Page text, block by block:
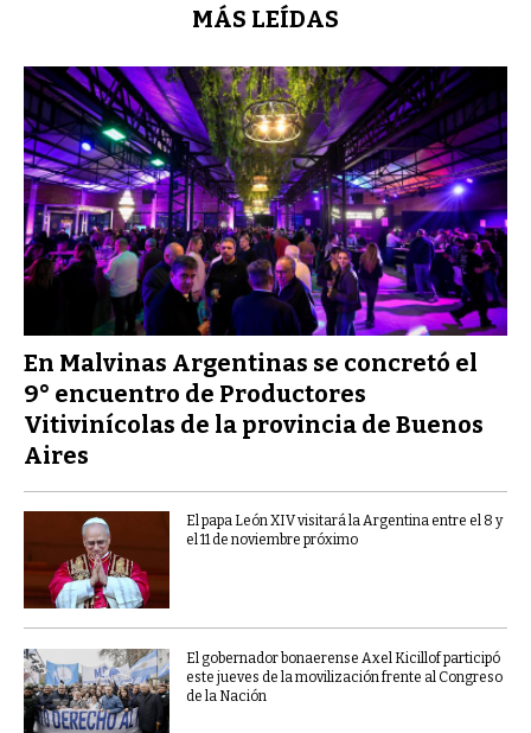
MÁS LEÍDAS
En Malvinas Argentinas se concretó el
9° encuentro de Productores
Vitivinícolas de la provincia de Buenos
Aires
El papa León XIV visitará la Argentina entre el 8 y
el 11 de noviembre próximo
El gobernador bonaerense Axel Kicillof participó
este jueves de la movilización frente al Congreso
de la Nación